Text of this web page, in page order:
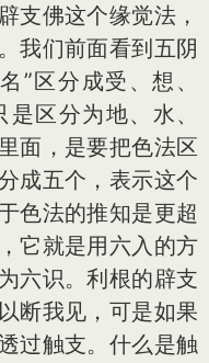
佛这个缘觉法，
我们前面看到五阴
”区分成受、想、
区分为地、水、
面，是要把色法区
成五个，表示这个
色法的推知是更超
它就是用六入的方
六识。利根的辟支
断我见，可是如果
过触支。什么是触